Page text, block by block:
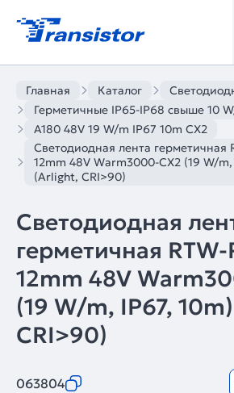
Главная Каталог
Герметичные IP65-IP68 свыше 10
A180 48V 19 W/m IP67 10m CX2
Светодиодная лента герметичная
12mm 48V Warm3000-CX2 (19 W/m,
(Arlight, CRI>90)
Светодиодная
герметичная RTW-
12mm 48V
(19 W/m, IP67,
CRI>90)
063804